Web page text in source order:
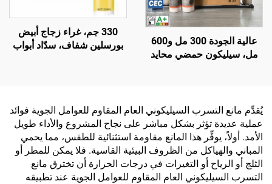
عالية الجودة 300 مل و600
مل، سيليكون حمضي محايد
330 جم، غراء زجاج أبيض
بورسلين شفاف، سدّاد أبواب
يُقدِّم مانع التسرب السيليكوني العام المقاوم للعوامل الجوية فوائد
عملية عديدة تؤثر بشكل مباشر على نجاح المشروع والأداء طويل
الأمد. أولاً، يوفِّر هذا المانع مقاومة استثنائية للطقس، مما يحمي
المباني والهياكل من الظروف البيئية القاسية. فلا يمكن للمطر أو
الثلج أو الرياح أو التغيرات في درجات الحرارة أن تخترق مانع
التسرب السيليكوني العام المقاوم للعوامل الجوية عند تطبيقه